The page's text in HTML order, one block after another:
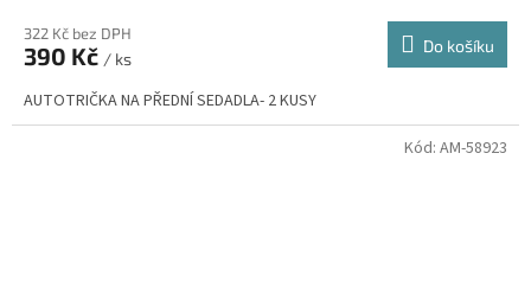
322 Kč bez DPH
390 Kč / ks
Do košíku
AUTOTRIČKA NA PŘEDNÍ SEDADLA- 2 KUSY
Kód: AM-58923